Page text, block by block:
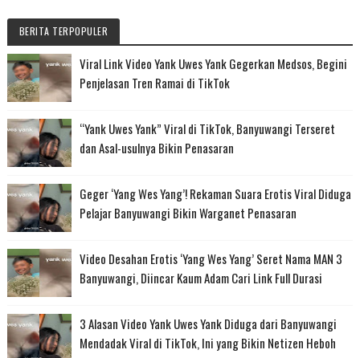
BERITA TERPOPULER
Viral Link Video Yank Uwes Yank Gegerkan Medsos, Begini
Penjelasan Tren Ramai di TikTok
“Yank Uwes Yank” Viral di TikTok, Banyuwangi Terseret
dan Asal-usulnya Bikin Penasaran
Geger ‘Yang Wes Yang’! Rekaman Suara Erotis Viral Diduga
Pelajar Banyuwangi Bikin Warganet Penasaran
Video Desahan Erotis ‘Yang Wes Yang’ Seret Nama MAN 3
Banyuwangi, Diincar Kaum Adam Cari Link Full Durasi
3 Alasan Video Yank Uwes Yank Diduga dari Banyuwangi
Mendadak Viral di TikTok, Ini yang Bikin Netizen Heboh